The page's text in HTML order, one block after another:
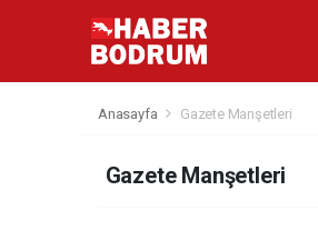
Anasayfa Gazete Manşetleri
Gazete Manşetleri